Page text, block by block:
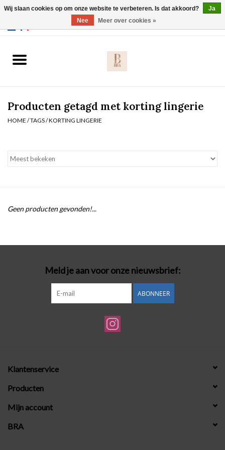
Slip
Nachtmode
Badmode
Lingerie-accessoires
Cadeaubonnen
Producten getagd met korting lingerie
HOME /TAGS/KORTING LINGERIE
Geen producten gevonden!...
Meld je aan voor onze nieuwsbrief:
ABONNEER
Klantenservice
Producten
Mijn account
BRA
Wij slaan cookies op om onze website te verbeteren. Is dat akkoord?
Ja
Nee
Meer over cookies »
Webshop werkt met EU maten. .